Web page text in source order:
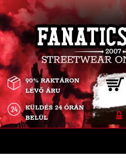
90% RAKTÁRON
LÉVŐ ÁRU
KÜLDÉS 24 ÓRÁN
BELÜL